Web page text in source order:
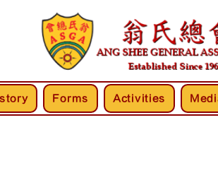
Forms Activities